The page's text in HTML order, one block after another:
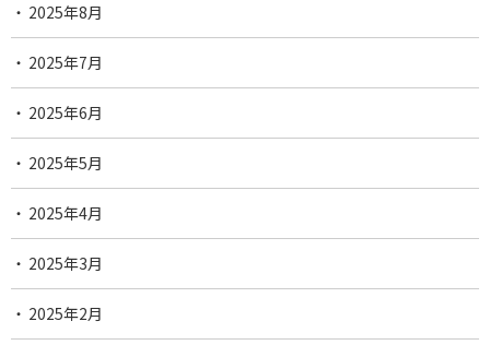
2025年8月
2025年7月
2025年6月
2025年5月
2025年4月
2025年3月
2025年2月